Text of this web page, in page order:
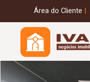
Área do Cliente